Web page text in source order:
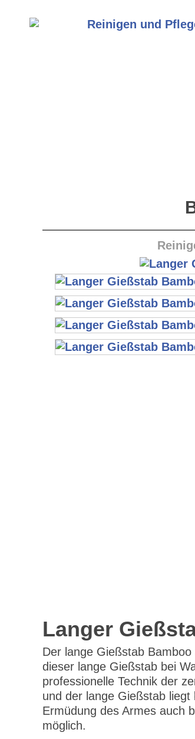
Langer
Der lange Gießstab
dieser lange Gießstab bei
professionelle Technik der
und der lange Gießstab
Ermüdung des Armes auch
möglich.